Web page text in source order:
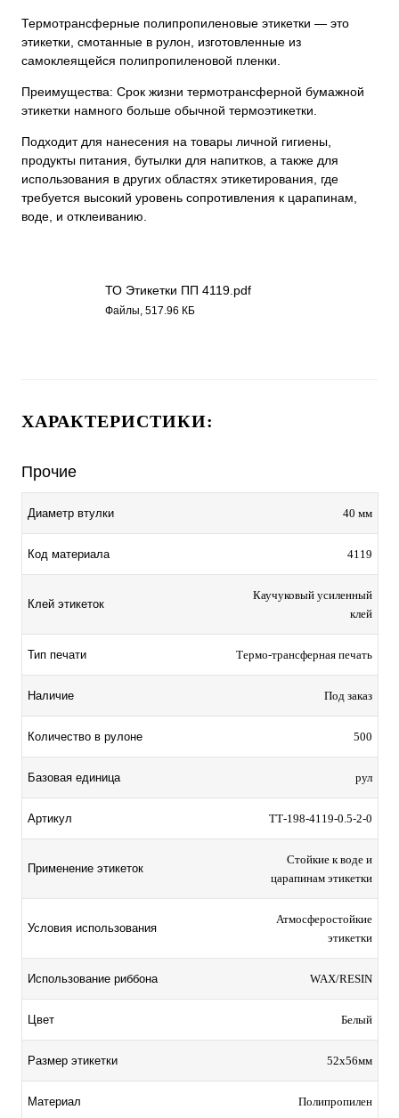
Термотрансферные полипропиленовые этикетки — это
этикетки, смотанные в рулон, изготовленные из
самоклеящейся полипропиленовой пленки.
Преимущества: Срок жизни термотрансферной бумажной
этикетки намного больше обычной термоэтикетки.
Подходит для нанесения на товары личной гигиены,
продукты питания, бутылки для напитков, а также для
использования в других областях этикетирования, где
требуется высокий уровень сопротивления к царапинам,
воде, и отклеиванию.
ТО Этикетки ПП 4119.pdf
Файлы, 517.96 КБ
ХАРАКТЕРИСТИКИ:
Прочие
Диаметр втулки 40 мм
Код материала 4119
Клей этикеток
Каучуковый усиленный
клей
Тип печати Термо-трансферная печать
Наличие Под заказ
Количество в рулоне 500
Базовая единица рул
Артикул TТ-198-4119-0.5-2-0
Применение этикеток
Стойкие к воде и
царапинам этикетки
Условия использования
Атмосферостойкие
этикетки
Использование риббона WAX/RESIN
Цвет Белый
Размер этикетки 52х56мм
Материал Полипропилен